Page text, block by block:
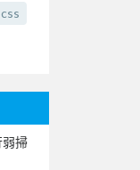
css
掃